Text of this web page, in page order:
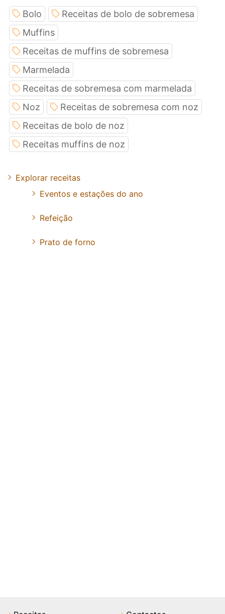
Bolo
Receitas de bolo de sobremesa
Muffins
Receitas de muffins de sobremesa
Marmelada
Receitas de sobremesa com marmelada
Noz
Receitas de sobremesa com noz
Receitas de bolo de noz
Receitas muffins de noz
Explorar receitas
Eventos e estações do ano
Refeição
Prato de forno